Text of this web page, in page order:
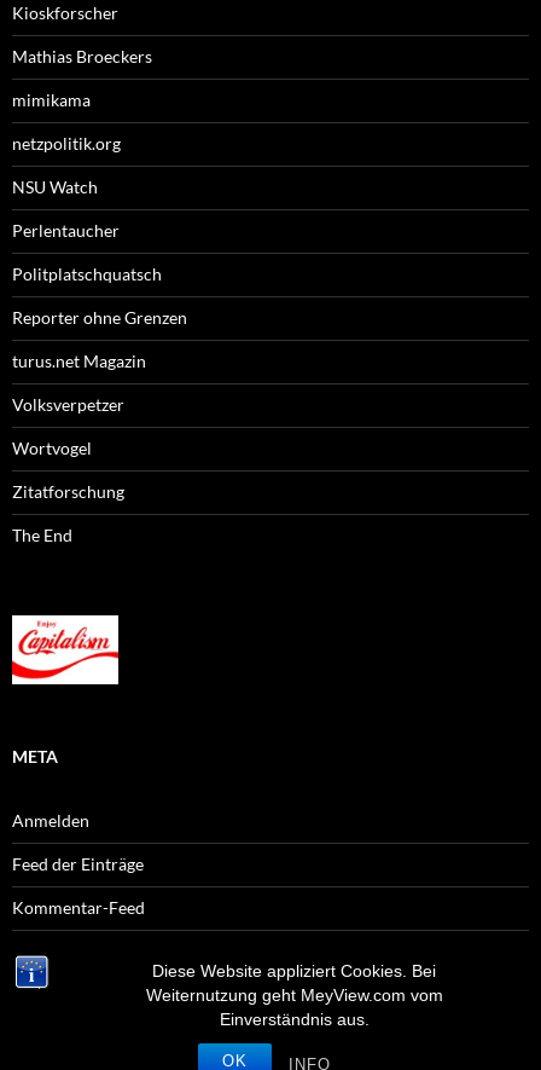
Diese Website appliziert Cookies. Bei
Weiternutzung geht MeyView.com vom
Einverständnis aus.
OK INFO
Kioskforscher
Mathias Broeckers
mimikama
netzpolitik.org
NSU Watch
Perlentaucher
Politplatschquatsch
Reporter ohne Grenzen
turus.net Magazin
Volksverpetzer
Wortvogel
Zitatforschung
The End
META
Anmelden
Feed der Einträge
Kommentar-Feed
WordPress.org